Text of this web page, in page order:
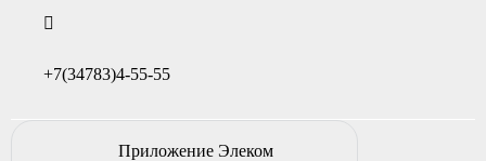
+7(34783)4-55-55
Приложение Элеком